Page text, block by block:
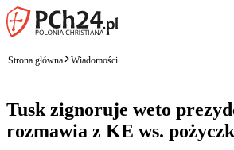
Strona główna Wiadomości
Tusk zignoruje weto
rozmawia z KE ws.